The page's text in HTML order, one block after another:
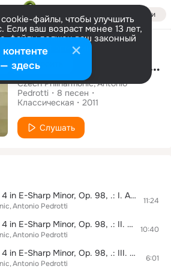
Войти
файлы, чтобы улучшить
Если ваш возраст менее 13 лет,
файлы должен ваш законный
Больше информации
Настроить Brahms, Mendelssohn-Bartholdy: Symphony No. 4 in E Minor, Symphony No. 4 in A Major "Italian"
Czech Philharmonic Antonio
Pedrotti
8 песен
Классическая
2011
Слушать
Symphony No. 4 in E-Sharp Minor, Op. 98, .: I. Allegro non troppo
Antonio Pedrotti
11:24
Symphony No. 4 in E-Sharp Minor, Op. 98, .: II. Andante moderato
Antonio Pedrotti
10:40
Symphony No. 4 in E-Sharp Minor, Op. 98, .: III. Allegro giocoso
Antonio Pedrotti
6:01
здесь